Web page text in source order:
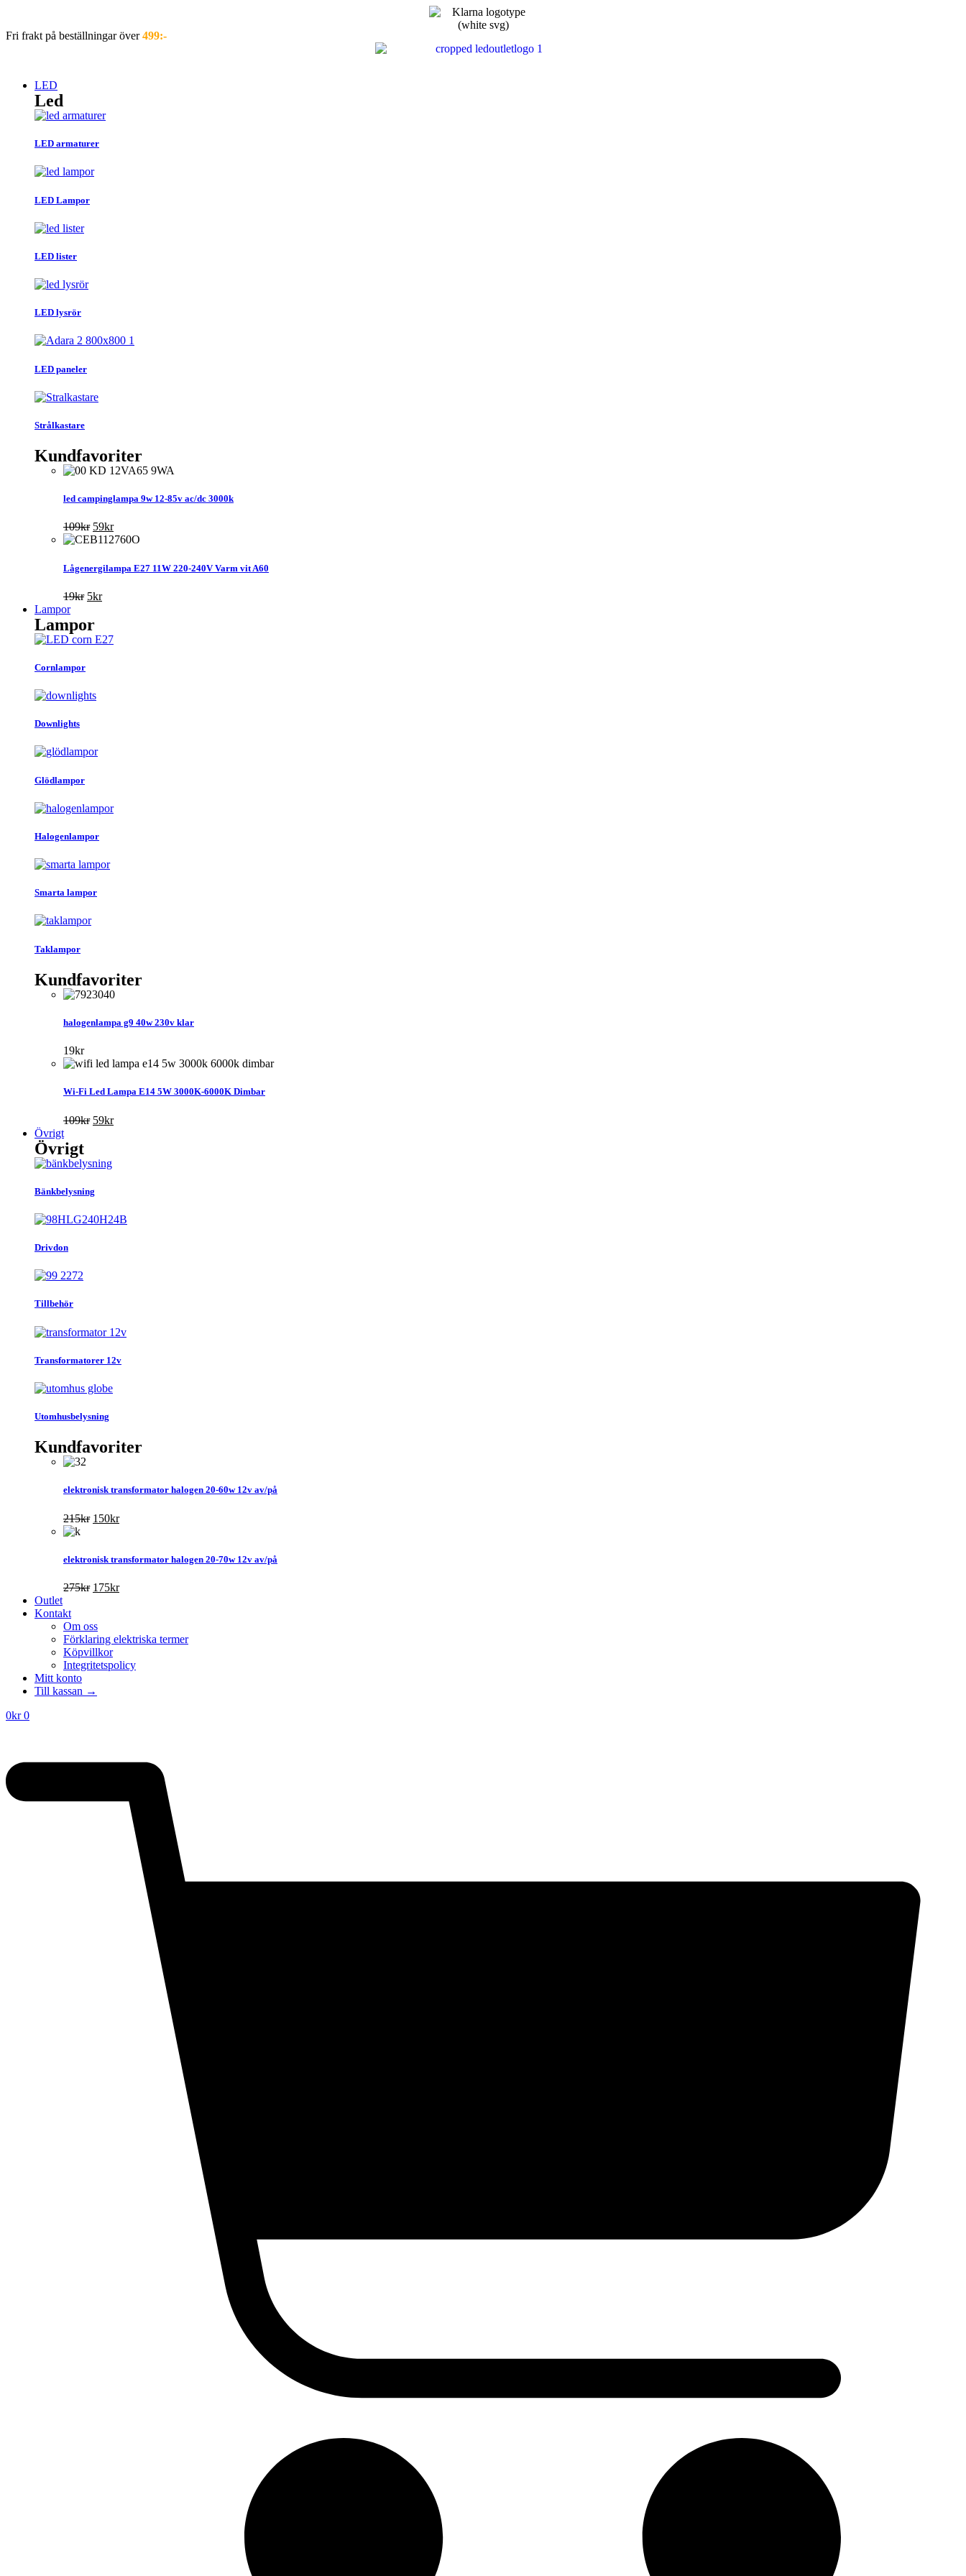
innehåll
Fri frakt på beställningar över499:-
LED
Led
LED armaturer
LED Lampor
LED lister
LED lysrör
LED paneler
Strålkastare
Kundfavoriter
led campinglampa 9w 12-85v ac/dc 3000k
109kr Det
ursprungliga
var:
109kr.
59krDet
nuvarande
är:
59kr.
Lågenergilampa E27 11W 220-240V Varm vit A60
19kr Det
priset
var:
19kr.
5krDet
är:
5kr.
Lampor
Lampor
Cornlampor
Downlights
Glödlampor
Halogenlampor
Smarta lampor
Taklampor
Kundfavoriter
halogenlampa g9 40w 230v klar
19kr
Wi-Fi Led Lampa E14 5W 3000K-6000K Dimbar
109kr Det
var:
109kr.
59krDet
Övrigt
Övrigt
Bänkbelysning
Drivdon
Tillbehör
Transformatorer 12v
Utomhusbelysning
Kundfavoriter
elektronisk transformator halogen 20-60w 12v av/på
215kr Det
var:
150krDet
är:
elektronisk transformator halogen 20-70w 12v av/på
275kr Det
var:
275kr.
175krDet
175kr.
Outlet
Kontakt
Om oss
Förklaring elektriska termer
Köpvillkor
Integritetspolicy
Mitt konto
Till kassan →
0kr 0